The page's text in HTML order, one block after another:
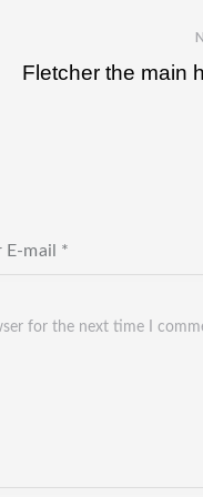
Fletcher the main
for the next time I